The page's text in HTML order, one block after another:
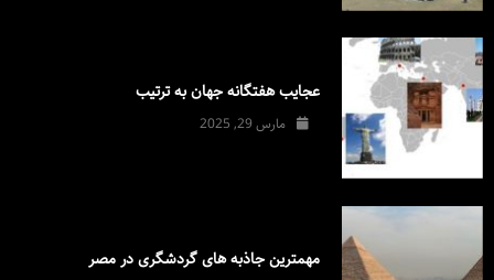
عجایب هفتگانه جهان به ترتیب
مارس 29, 2025
مهمترین جاذبه های گردشگری در مصر